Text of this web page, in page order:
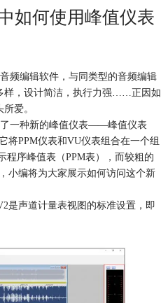
如何使用峰值仪表
频编辑软件，与同类型的音频编辑
样，设计简洁，执行力强……正因如
爱。
了一种新的峰值仪表——峰值仪表
将PPM仪表和VU仪表组合在一个组
程序峰值表（PPM表），而较粗的
小编将为大家展示如何访问这个新
是声道计量表视图的标准设置，即